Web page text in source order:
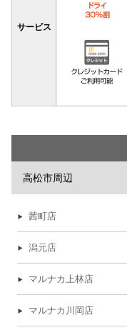
サービス
高松市周辺
茜町店
潟元店
マルナカ上林店
マルナカ川岡店